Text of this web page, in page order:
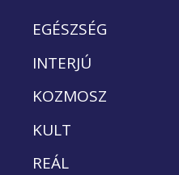
EGÉSZSÉG
INTERJÚ
KOZMOSZ
KULT
REÁL